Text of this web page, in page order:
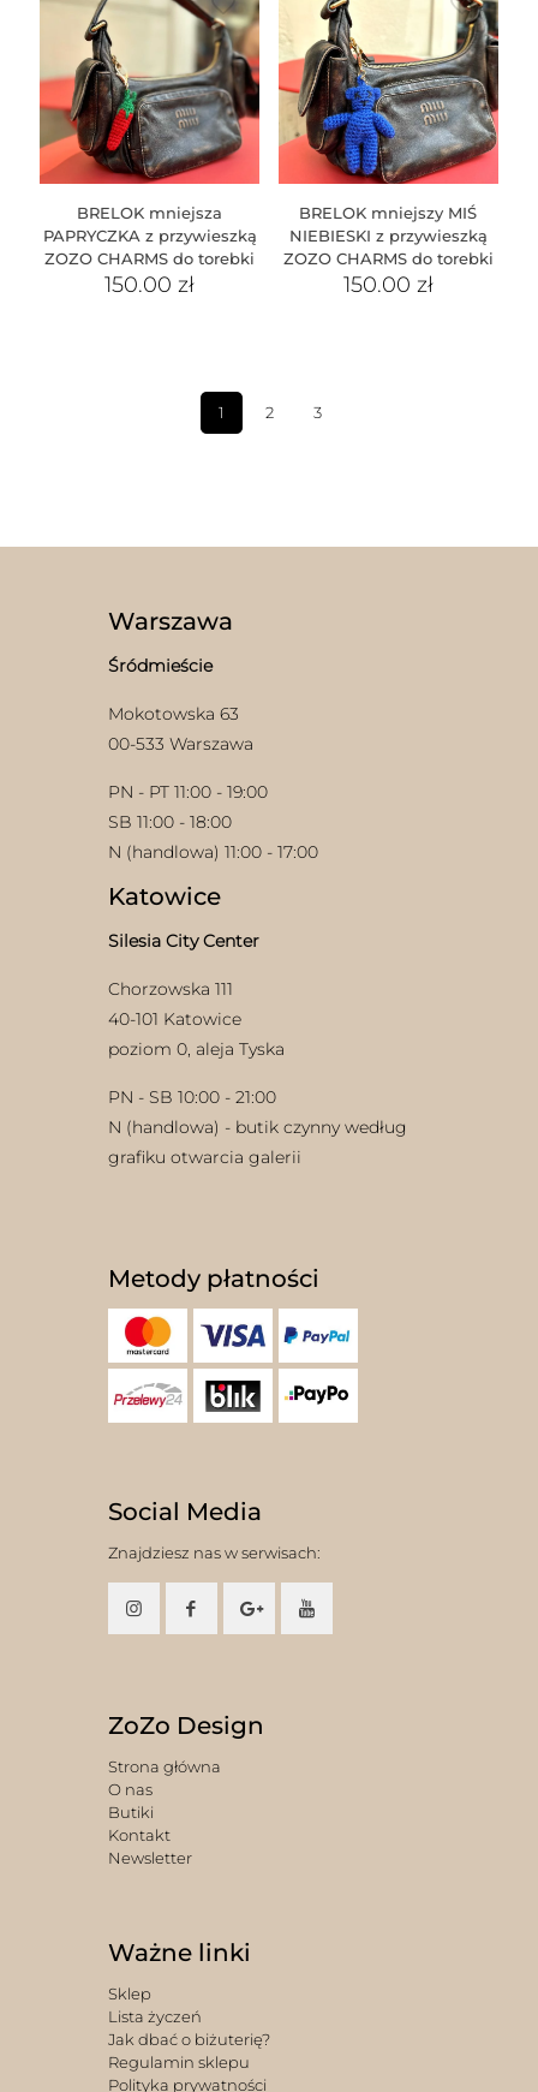
BRELOK mniejsza
PAPRYCZKA z przywieszką
ZOZO CHARMS do torebki
150.00zł
BRELOK mniejszy MIŚ
NIEBIESKI z przywieszką
ZOZO CHARMS do torebki
150.00 zł
1 2 3
Warszawa
Śródmieście
Mokotowska 63
00-533 Warszawa
PN - PT 11:00 - 19:00
SB 11:00 - 18:00
N (handlowa) 11:00 - 17:00
Katowice
Silesia City Center
Chorzowska 111
40-101 Katowice
poziom 0, aleja Tyska
PN - SB 10:00 - 21:00
N (handlowa) - butik czynny według
grafiku otwarcia galerii
Metody płatności
Social Media
Znajdziesz nas w serwisach:
ZoZo Design
Strona główna
O nas
Butiki
Kontakt
Newsletter
Ważne linki
Sklep
Lista życzeń
Jak dbać o biżuterię?
Regulamin sklepu
Polityka prywatności